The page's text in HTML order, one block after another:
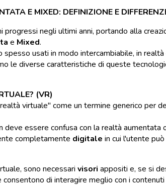
E MIXED: DEFINIZIONE E
negli ultimi anni, portando alla
e Mixed.
usati in modo intercambiabile, in
le diverse caratteristiche di queste
(VR)
virtuale" come un termine generico per
deve essere confusa con la realtà
completamente digitale in cui l'utente
sono necessari visori appositi e, se si
consentono di interagire meglio con i